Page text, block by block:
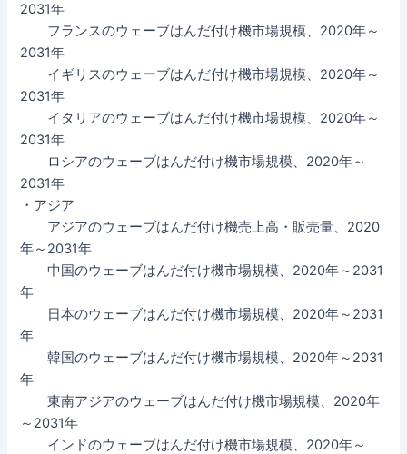
2031年
フランスのウェーブはんだ付け機市場規模、2020年～
2031年
イギリスのウェーブはんだ付け機市場規模、2020年～
2031年
イタリアのウェーブはんだ付け機市場規模、2020年～
2031年
ロシアのウェーブはんだ付け機市場規模、2020年～
2031年
・アジア
アジアのウェーブはんだ付け機売上高・販売量、2020
年～2031年
中国のウェーブはんだ付け機市場規模、2020年～2031
年
日本のウェーブはんだ付け機市場規模、2020年～2031
年
韓国のウェーブはんだ付け機市場規模、2020年～2031
年
東南アジアのウェーブはんだ付け機市場規模、2020年
～2031年
インドのウェーブはんだ付け機市場規模、2020年～